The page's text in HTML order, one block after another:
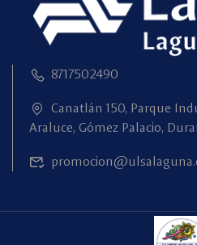
8717502490
Canatlán 150, Parque
Araluce, Gómez Palacio,